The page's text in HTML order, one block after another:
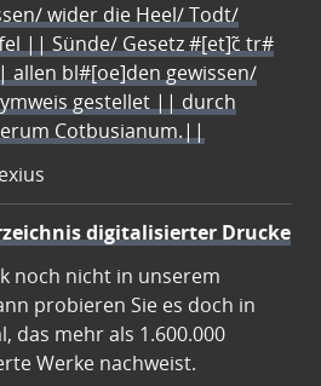
wider die Heel/ Todt/
|| Sünde/ Gesetz #[et]c̃ tr#
bl#[oe]den gewissen/
gestellet || durch
Cotbusianum.||
digitalisierter Drucke
noch nicht in unserem
probieren Sie es doch in
das mehr als 1.600.000
Werke nachweist.